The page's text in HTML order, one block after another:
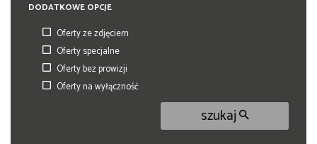
DODATKOWE OPCJE
Oferty ze zdjęciem
Oferty specjalne
Oferty bez prowizji
Oferty na wyłączność
szukaj